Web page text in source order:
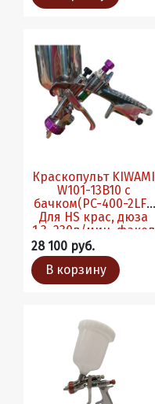
Краскопульт KIWAMI
W101-13B10 с
бачком(PC-400-2LF).
Для HS крас, дюза
1.3, 230л/мин, факел
260мм
28 100 руб.
В корзину